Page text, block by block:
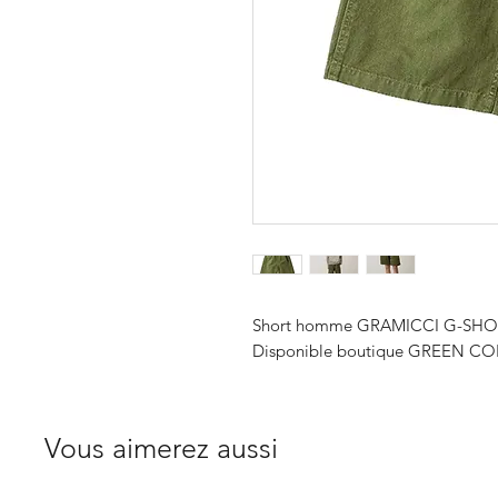
Short homme GRAMICCI G-
Disponible boutique GREEN
Vous aimerez aussi